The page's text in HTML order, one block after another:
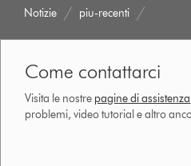
Notizie
piu-recenti
Come contattarci
Visita le nostre pagine di assistenza
problemi, video tutorial e altro